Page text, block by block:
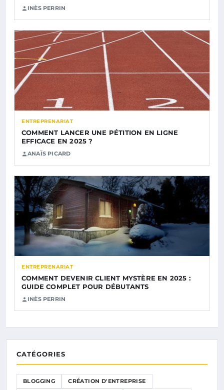
INÈS PERRIN
ENTREPRENARIAT
COMMENT LANCER UNE PÉTITION EN LIGNE
EFFICACE EN 2025 ?
ANAÏS PICARD
ENTREPRENARIAT
COMMENT DEVENIR CLIENT MYSTÈRE EN 2025 :
GUIDE COMPLET POUR DÉBUTANTS
INÈS PERRIN
CATÉGORIES
BLOGGING CRÉATION D'ENTREPRISE